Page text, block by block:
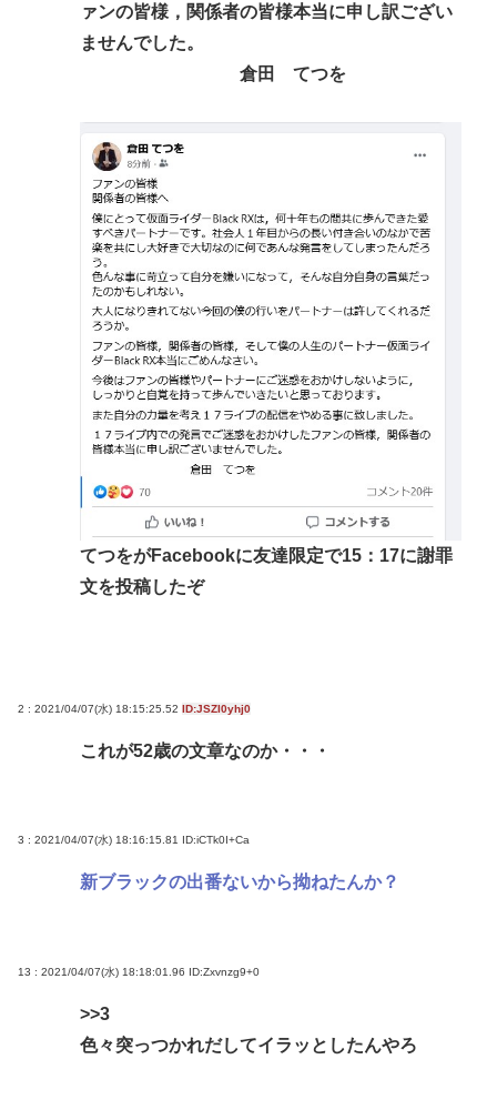
ァンの皆様，関係者の皆様本当に申し訳ござい
ませんでした。
倉田 てつを
てつをがFacebookに友達限定で15：17に謝罪
文を投稿したぞ
2 : 2021/04/07(水) 18:15:25.52 ID:JSZI0yhj0
これが52歳の文章なのか・・・
3 : 2021/04/07(水) 18:16:15.81 ID:iCTk0I+Ca
新ブラックの出番ないから拗ねたんか？
13 : 2021/04/07(水) 18:18:01.96 ID:Zxvnzg9+0
>>3
色々突っつかれだしてイラッとしたんやろ